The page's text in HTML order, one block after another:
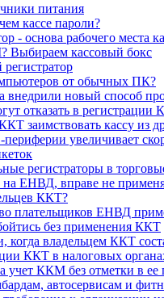
питания
кассе пароли?
- основа рабочего места
Выбираем кассовый бокс
от обычных ПК?
внедрили новый способ
отказать в
заимствовать кассу из
увеличивает
регистраторы в
на ЕНВД, вправе не
ККТ?
плательщиков ЕНВД
без применения ККТ
когда владельцем ККТ
ККТ в налоговых
ККМ без отметки в ее
автосервисам и